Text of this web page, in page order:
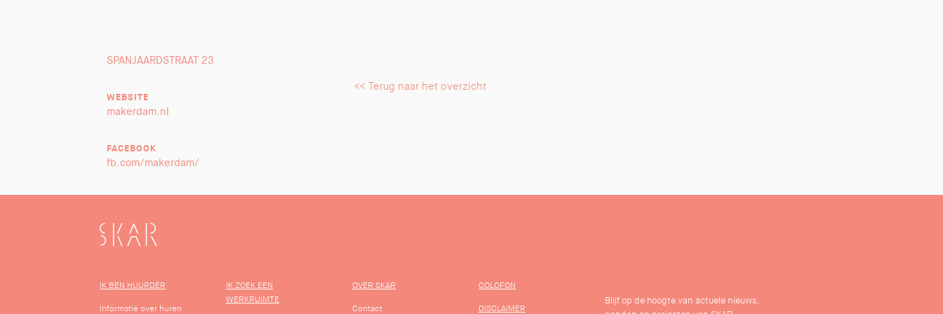
SPANJAARDSTRAAT 23
WEBSITE
makerdam.nl
FACEBOOK
fb.com/makerdam/
<< Terug naar het overzicht
SKAR
IK BEN HUURDER
Informatie over huren
IK ZOEK EEN
WERKRUIMTE
OVER SKAR
Contact
COLOFON
DISCLAIMER
Blijf op de hoogte van actuele nieuws,